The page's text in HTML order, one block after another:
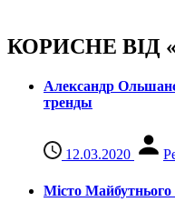
КОРИСНЕ ВІД
Александр
тренды
12.03.2020
Місто